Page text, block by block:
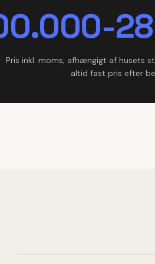
Pris inkl. moms, afhængigt af husets
altid fast pris efter